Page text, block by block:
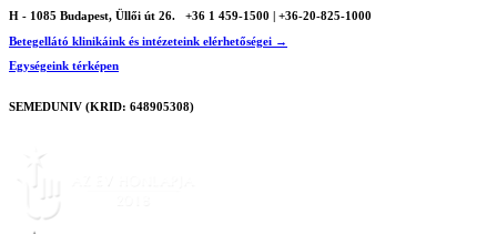
H - 1085 Budapest, Üllői út 26.
+36 1 459-1500 | +36-20-825-1000
Betegellátó klinikáink és intézeteink elérhetőségei →
Egységeink térképen
SEMEDUNIV (KRID: 648905308)